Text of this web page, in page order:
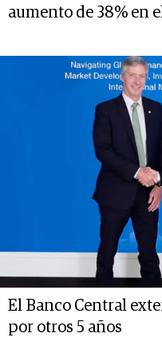
aumento de 38% en
El Banco Central
por otros 5 años